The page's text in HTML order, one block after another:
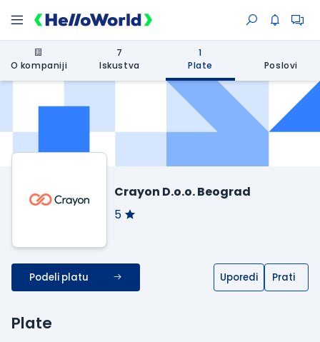
O kompaniji
7
Iskustva
1
Plate
Poslovi
Crayon D.o.o. Beograd
5
Podeli platu Uporedi Prati
Plate